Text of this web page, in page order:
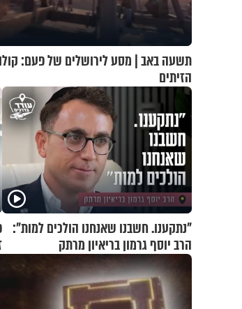
תשעה באב | מסע לירושלים של פעם:
הזיתים
"נתקענו. חשבנו שאנחנו הולכים למות":
הרב יוסף גרמון בריאיון מרתק